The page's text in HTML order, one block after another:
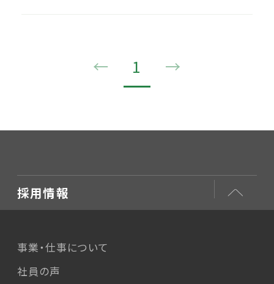
← 1 →
採用情報
事業・仕事について
社員の声